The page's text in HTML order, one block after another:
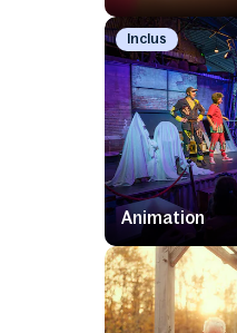
Inclus
Animation